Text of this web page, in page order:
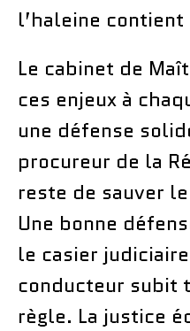
l’haleine contient
Le cabinet de
ces enjeux à
une défense
procureur de la
reste de sauver
Une bonne
le casier
conducteur subit
règle. La justice